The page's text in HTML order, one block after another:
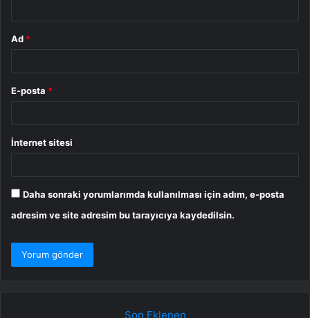
Ad *
E-posta *
İnternet sitesi
Daha sonraki yorumlarımda kullanılması için adım, e-posta
adresim ve site adresim bu tarayıcıya kaydedilsin.
Son Eklenen